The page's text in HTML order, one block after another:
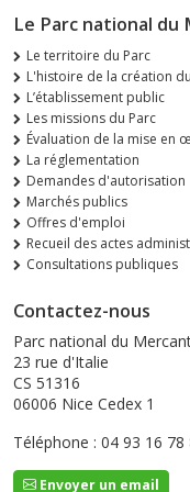
Le Parc national du
Le territoire du Parc
L'histoire de la création
L’établissement public
Les missions du Parc
Évaluation de la mise en
La réglementation
Demandes d'autorisation
Marchés publics
Offres d'emploi
Recueil des actes
Consultations publiques
Contactez-nous
Parc national du
23 rue d'Italie
CS 51316
06006 Nice Cedex 1
Téléphone : 04 93 16 78
Envoyer un email